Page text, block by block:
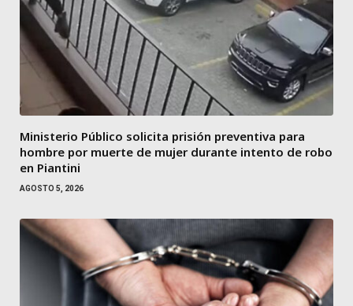
Ministerio Público solicita prisión preventiva para
hombre por muerte de mujer durante intento de robo
en Piantini
AGOSTO 5, 2026